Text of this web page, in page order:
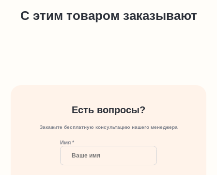
С этим товаром заказывают
Есть вопросы?
Закажите бесплатную консультацию нашего менеджера
Имя *